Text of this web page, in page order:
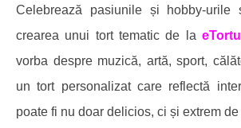
Celebrează pasiunile și hobby-urile
crearea unui tort tematic de la
vorba despre muzică, artă, sport,
un tort personalizat care reflectă
poate fi nu doar delicios, ci și extrem